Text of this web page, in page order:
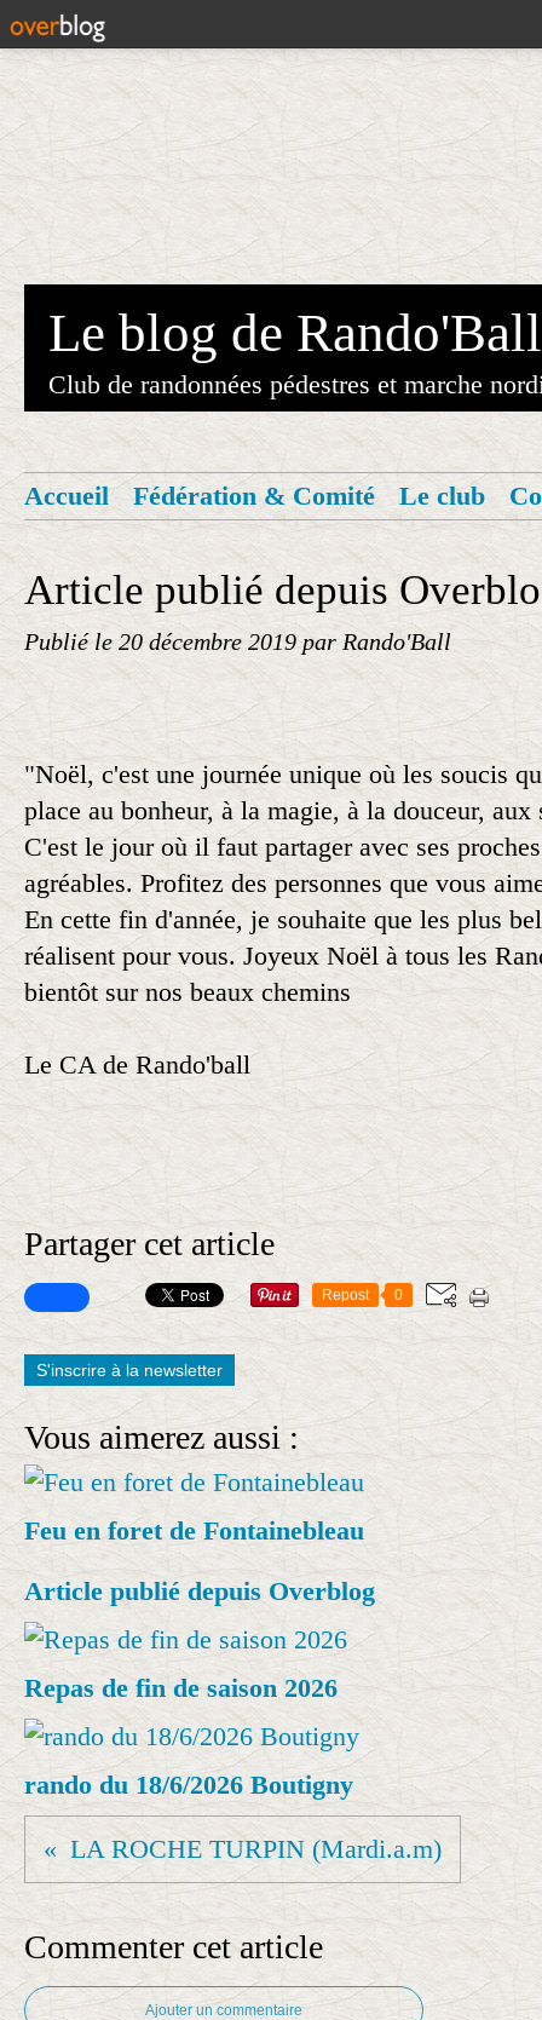
Le blog de Rando'Ball
Club de randonnées pédestres et marche
Accueil Fédération & Comité Le club
Article publié depuis
Publié le 20 décembre 2019 par Rando'Ball
"Noël, c'est une journée unique où les soucis
place au bonheur, à la magie, à la douceur, aux
C'est le jour où il faut partager avec ses
agréables. Profitez des personnes que vous
En cette fin d'année, je souhaite que les plus
réalisent pour vous. Joyeux Noël à tous les
bientôt sur nos beaux chemins
Le CA de Rando'ball
Partager cet article
Repost 0
S'inscrire à la newsletter
Vous aimerez aussi :
Feu en foret de Fontainebleau
Article publié depuis Overblog
Repas de fin de saison 2026
rando du 18/6/2026 Boutigny
LA ROCHE TURPIN (Mardi.a.m)
Commenter cet article
Ajouter un commentaire